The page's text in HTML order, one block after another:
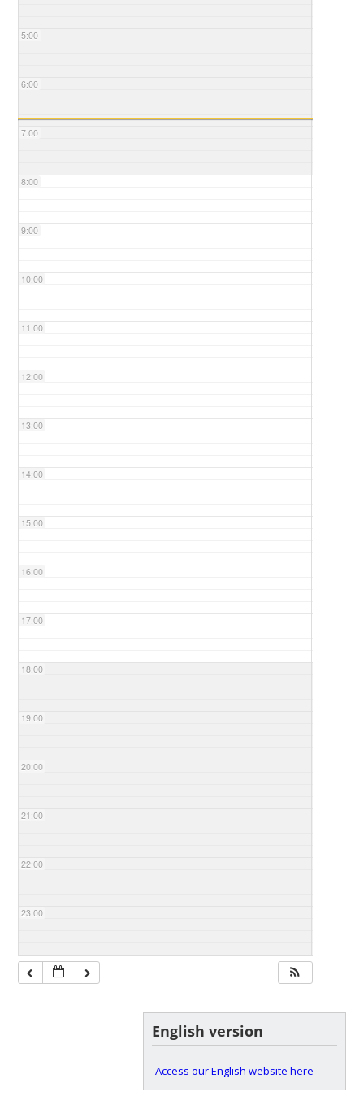
5:00
6:00
7:00
8:00
9:00
10:00
11:00
12:00
13:00
14:00
15:00
16:00
17:00
18:00
19:00
20:00
21:00
22:00
23:00
English version
Access our English website here